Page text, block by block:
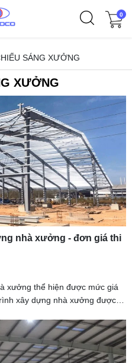
0
SÁNG XƯỞNG
XƯỞNG
nhà xưởng - đơn giá thi
xưởng thể hiện được mức giá
xây dựng nhà xưởng được